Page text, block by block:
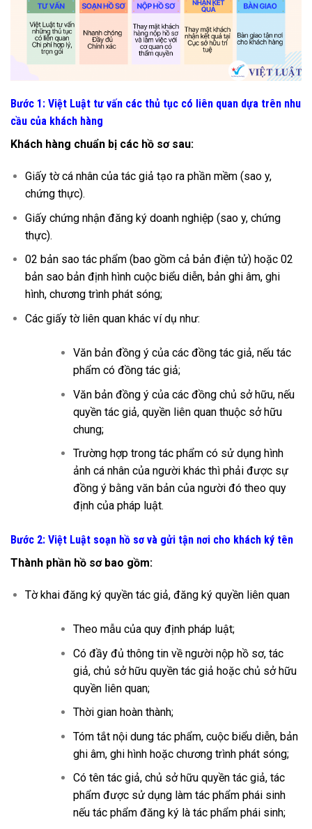
Bước 1: Việt Luật tư vấn các thủ tục có liên quan dựa trên nhu
cầu của khách hàng
Khách hàng chuẩn bị các hồ sơ sau:
Giấy tờ cá nhân của tác giả tạo ra phần mềm (sao y,
chứng thực).
Giấy chứng nhận đăng ký doanh nghiệp (sao y, chứng
thực).
02 bản sao tác phẩm (bao gồm cả bản điện tử) hoặc 02
bản sao bản định hình cuộc biểu diễn, bản ghi âm, ghi
hình, chương trình phát sóng;
Các giấy tờ liên quan khác ví dụ như:
Văn bản đồng ý của các đồng tác giả, nếu tác
phẩm có đồng tác giả;
Văn bản đồng ý của các đồng chủ sở hữu, nếu
quyền tác giả, quyền liên quan thuộc sở hữu
chung;
Trường hợp trong tác phẩm có sử dụng hình
ảnh cá nhân của người khác thì phải được sự
đồng ý bằng văn bản của người đó theo quy
định của pháp luật.
Bước 2: Việt Luật soạn hồ sơ và gửi tận nơi cho khách ký tên
Thành phần hồ sơ bao gồm:
Tờ khai đăng ký quyền tác giả, đăng ký quyền liên quan
Theo mẫu của quy định pháp luật;
Có đầy đủ thông tin về người nộp hồ sơ, tác
giả, chủ sở hữu quyền tác giả hoặc chủ sở hữu
quyền liên quan;
Thời gian hoàn thành;
Tóm tắt nội dung tác phẩm, cuộc biểu diễn, bản
ghi âm, ghi hình hoặc chương trình phát sóng;
Có tên tác giả, chủ sở hữu quyền tác giả, tác
phẩm được sử dụng làm tác phẩm phái sinh
nếu tác phẩm đăng ký là tác phẩm phái sinh;